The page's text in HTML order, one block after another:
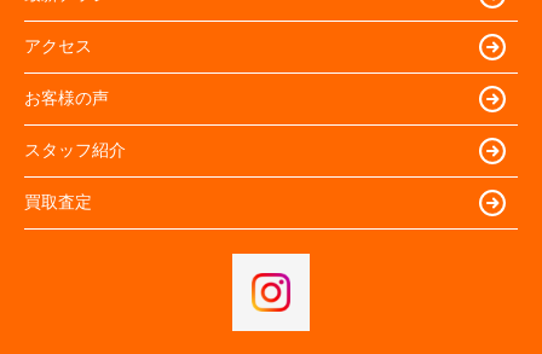
アクセス
お客様の声
スタッフ紹介
買取査定